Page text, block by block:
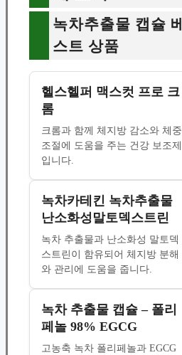
녹차추출물 캡슐 베
스트 상품
헬스헬퍼 맥스컷 프로 크
롬
크롬과 함께 체지방 감소와 체중
조절에 도움을 주는 건강 보조제
입니다.
녹차카테킨 녹차추출물
난소화성말토덱스트린
녹차 추출물과 난소화성 말토덱
스트린이 함유되어 체지방 분해
와 관리에 도움을 줍니다.
녹차 추출물 캡슐 – 폴리
페놀 98% EGCG
고농축 녹차 폴리페놀과 EGCG